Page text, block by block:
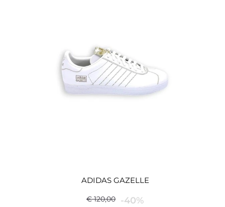
ADIDAS GAZELLE
€ 120,00 -40%